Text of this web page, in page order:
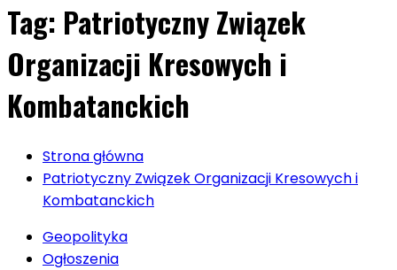
Tag: Patriotyczny Związek
Organizacji Kresowych i
Kombatanckich
Strona główna
Patriotyczny Związek Organizacji Kresowych i
Kombatanckich
Geopolityka
Ogłoszenia